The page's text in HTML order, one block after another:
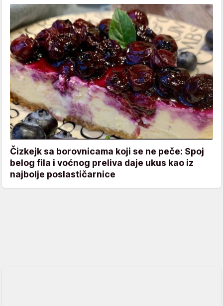
Čizkejk sa borovnicama koji se ne peče: Spoj
belog fila i voćnog preliva daje ukus kao iz
najbolje poslastičarnice